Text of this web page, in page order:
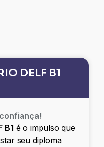
DELF B1
B1 é o impulso que
seu diploma